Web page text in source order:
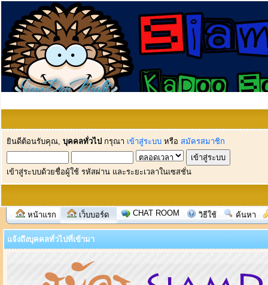
ยินดีต้อนรับคุณ, บุคคลทั่วไป กรุณา เข้าสู่ระบบ หรือ สมัครสมาชิก
เข้าสู่ระบบด้วยชื่อผู้ใช้ รหัสผ่าน และระยะเวลาในเซสชั่น
หน้าแรก เว็บบอร์ด CHAT ROOM วิธีใช้ ค้นหา
แจ้งถึงบุคคลทั่วไปที่เข้ามา